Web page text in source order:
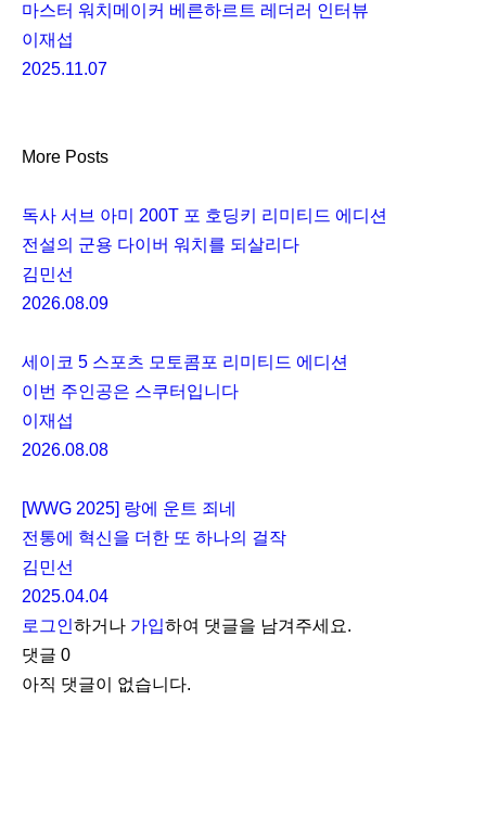
마스터 워치메이커 베른하르트 레더러 인터뷰
이재섭
2025.11.07
More Posts
독사 서브 아미 200T 포 호딩키 리미티드 에디션
전설의 군용 다이버 워치를 되살리다
김민선
2026.08.09
세이코 5 스포츠 모토콤포 리미티드 에디션
이번 주인공은 스쿠터입니다
이재섭
2026.08.08
[WWG 2025] 랑에 운트 죄네
전통에 혁신을 더한 또 하나의 걸작
김민선
2025.04.04
로그인하거나 가입하여 댓글을 남겨주세요.
댓글 0
아직 댓글이 없습니다.